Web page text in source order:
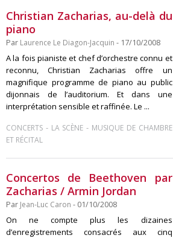
Christian Zacharias, au-delà du
piano
Par Laurence Le Diagon-Jacquin - 17/10/2008
A la fois pianiste et chef d’orchestre connu et
reconnu, Christian Zacharias offre un
magnifique programme de piano au public
dijonnais de l’auditorium. Et dans une
interprétation sensible et raffinée. Le ...
CONCERTS - LA SCÈNE - MUSIQUE DE CHAMBRE
ET RÉCITAL
Concertos de Beethoven par
Zacharias / Armin Jordan
Par Jean-Luc Caron - 01/10/2008
On ne compte plus les dizaines
d’enregistrements consacrés aux cinq